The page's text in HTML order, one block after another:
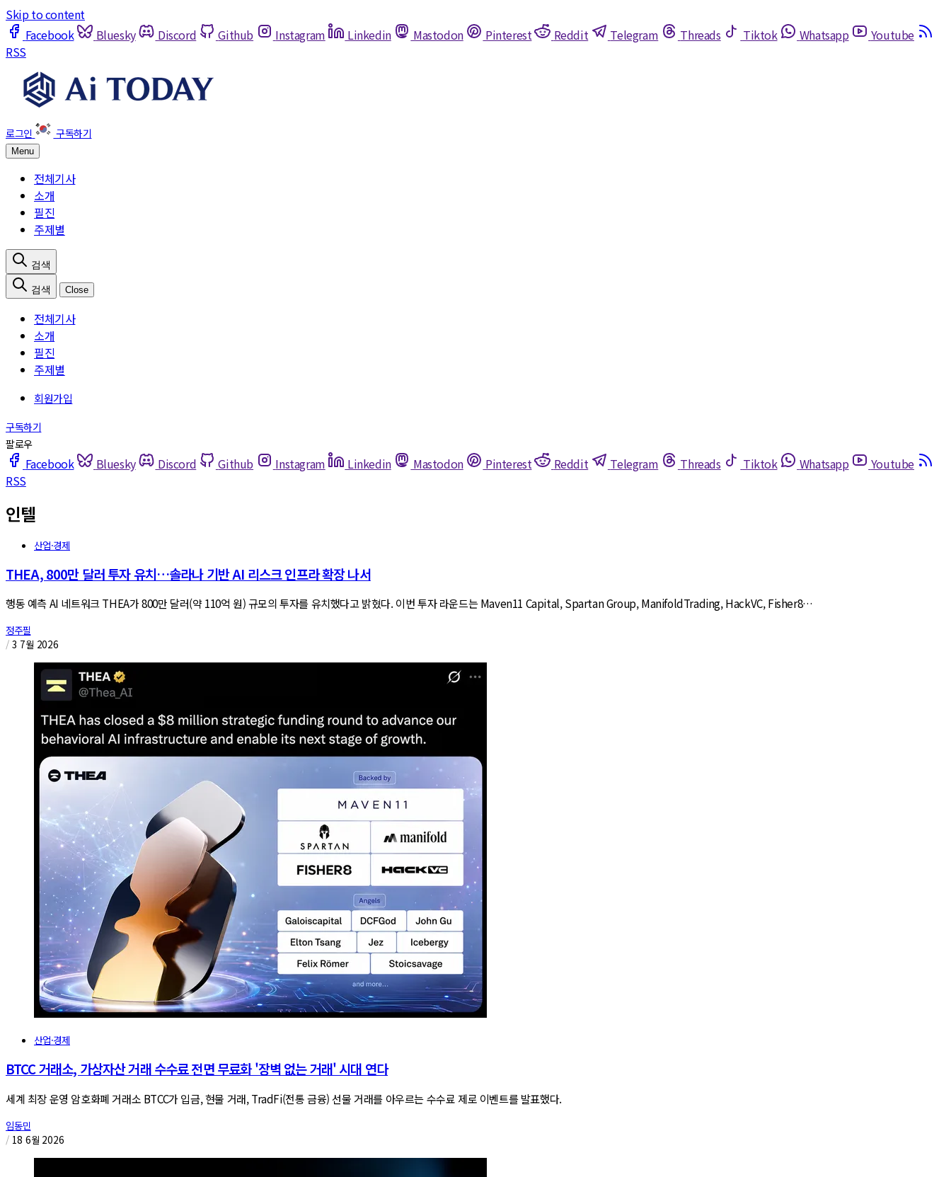
Skip to content
Facebook
Bluesky Discord Github Instagram Linkedin Mastodon Pinterest Reddit Telegram Threads Tiktok Whatsapp
Youtube
RSS
Menu
전체기사
소개
필진
주제별
Close
전체기사
소개
필진
주제별
Facebook Bluesky Discord Github Instagram Linkedin Mastodon Pinterest Reddit Telegram Threads Tiktok Whatsapp
Youtube
RSS
인텔
산업·경제
THEA, 800만 달러 투자 유치…솔라나 기반 AI 리스크 인프라 확장 나서
행동 예측 AI 네트워크 THEA가 800만 달러(약 110억 원) 규모의 투자를 유치했다고 밝혔다. 이번 투자 라운드는 Maven11 Capital, Spartan Group, ManifoldTrading, HackVC, Fisher8…
정주필
/ 3 7월 2026
산업·경제
BTCC 거래소, 가상자산 거래 수수료 전면 무료화 '장벽 없는 거래' 시대 연다
세계 최장 운영 암호화폐 거래소 BTCC가 입금, 현물 거래, TradFi(전통 금융) 선물 거래를 아우르는 수수료 제로 이벤트를 발표했다.
임동민
/ 18 6월 2026